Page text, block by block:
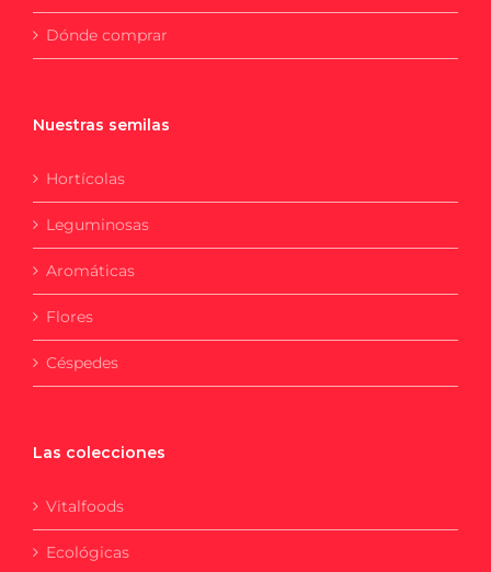
Dónde comprar
Nuestras semilas
Hortícolas
Leguminosas
Aromáticas
Flores
Céspedes
Las colecciones
Vitalfoods
Ecológicas